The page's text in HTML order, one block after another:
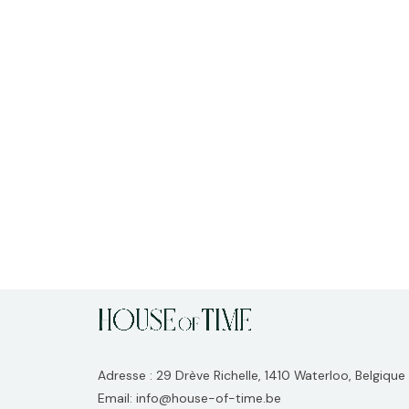
Adresse : 29 Drève Richelle, 1410 Waterloo, Belgique
Email: info@house-of-time.be